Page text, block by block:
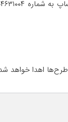
طرح‌ها اهدا خواهد